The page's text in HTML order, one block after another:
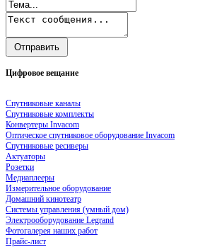
Цифровое вещание
Спутниковые каналы
Спутниковые комплекты
Конвертеры Invacom
Оптическое спутниковое оборудование Invacom
Спутниковые ресиверы
Актуаторы
Розетки
Медиаплееры
Измерительное оборудование
Домашний кинотеатр
Системы управления (умный дом)
Электрооборудование Legrand
Фотогалерея наших работ
Прайс-лист